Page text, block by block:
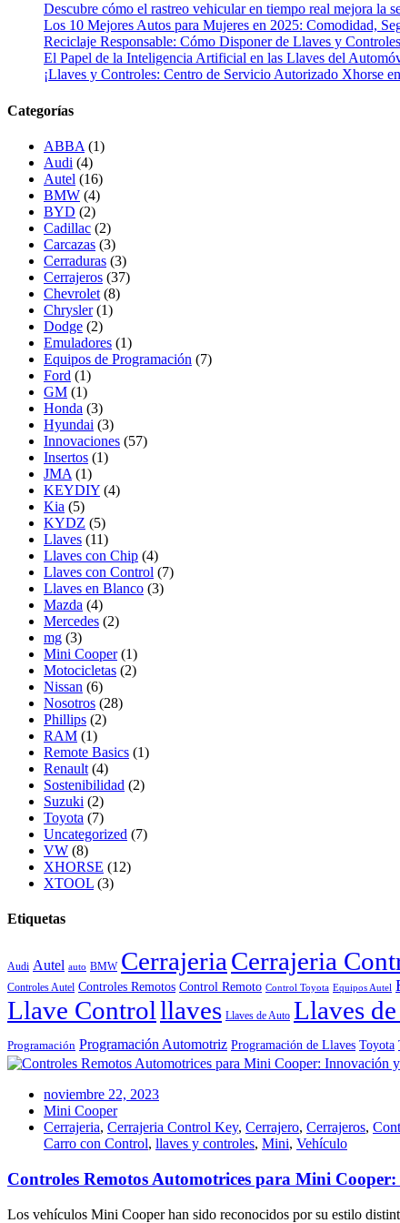
Descubre cómo el rastreo vehicular en tiempo real mejora la
Los 10 Mejores Autos para Mujeres en 2025: Comodidad,
Reciclaje Responsable: Cómo Disponer de Llaves y
El Papel de la Inteligencia Artificial en las Llaves del
¡Llaves y Controles: Centro de Servicio Autorizado Xhorse
Categorías
ABBA (1)
Audi (4)
Autel (16)
BMW (4)
BYD (2)
Cadillac (2)
Carcazas (3)
Cerraduras (3)
Cerrajeros (37)
Chevrolet (8)
Chrysler (1)
Dodge (2)
Emuladores (1)
Equipos de Programación (7)
Ford (1)
GM (1)
Honda (3)
Hyundai (3)
Innovaciones (57)
Insertos (1)
JMA (1)
KEYDIY (4)
Kia (5)
KYDZ (5)
Llaves (11)
Llaves con Chip (4)
Llaves con Control (7)
Llaves en Blanco (3)
Mazda (4)
Mercedes (2)
mg (3)
Mini Cooper (1)
Motocicletas (2)
Nissan (6)
Nosotros (28)
Phillips (2)
RAM (1)
Remote Basics (1)
Renault (4)
Sostenibilidad (2)
Suzuki (2)
Toyota (7)
Uncategorized (7)
VW (8)
XHORSE (12)
XTOOL (3)
Etiquetas
Audi Autel auto BMW Cerrajeria Cerrajeria
Controles Autel Controles Remotos Control Remoto Control Toyota Equipos Autel
Llave Controlllaves Llaves de Auto Llaves
Programación Programación Automotriz Programación de Llaves Toyota
noviembre 22, 2023
Mini Cooper
Cerrajeria, Cerrajeria Control Key, Cerrajero, Cerrajeros,
Carro con Control, llaves y controles, Mini, Vehículo
Controles Remotos Automotrices para Mini
Los vehículos Mini Cooper han sido reconocidos por su estilo